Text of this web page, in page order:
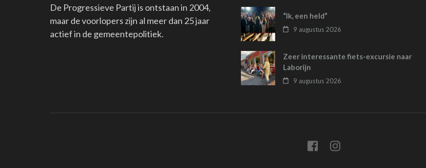
De Progressieve Partij is ontstaan in 2004,
maar de voorlopers zijn al meer dan 25 jaar
actief in de gemeentepolitiek.
“Ik, een held”
9 augustus 2026
Zeer interessante fiets-excursie naar
Laborijn
9 augustus 2026